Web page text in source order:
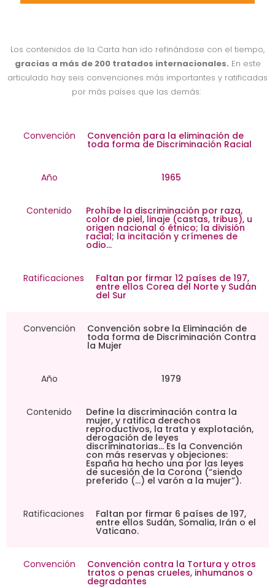
Los contenidos de la Carta han ido refinándose con el tiempo,
gracias a más de 200 tratados internacionales. En este
articulado hay seis convenciones más importantes y ratificadas
por más países que las demás:
Convención Convención para la eliminación de
toda forma de Discriminación Racial
Año 1965
Contenido Prohíbe la discriminación por raza,
color de piel, linaje (castas, tribus), u
origen nacional o étnico; la división
racial; la incitación y crímenes de
odio…
Ratificaciones Faltan por firmar 12 países de 197,
entre ellos Corea del Norte y Sudán
del Sur
Convención Convención sobre la Eliminación de
toda forma de Discriminación Contra
la Mujer
Año 1979
Contenido Define la discriminación contra la
mujer, y ratifica derechos
reproductivos, la trata y explotación,
derogación de leyes
discriminatorias… Es la Convención
con más reservas y objeciones:
España ha hecho una por las leyes
de sucesión de la Corona (“siendo
preferido (…) el varón a la mujer”).
Ratificaciones Faltan por firmar 6 países de 197,
entre ellos Sudán, Somalia, Irán o el
Vaticano.
Convención Convención contra la Tortura y otros
tratos o penas crueles, inhumanos o
degradantes